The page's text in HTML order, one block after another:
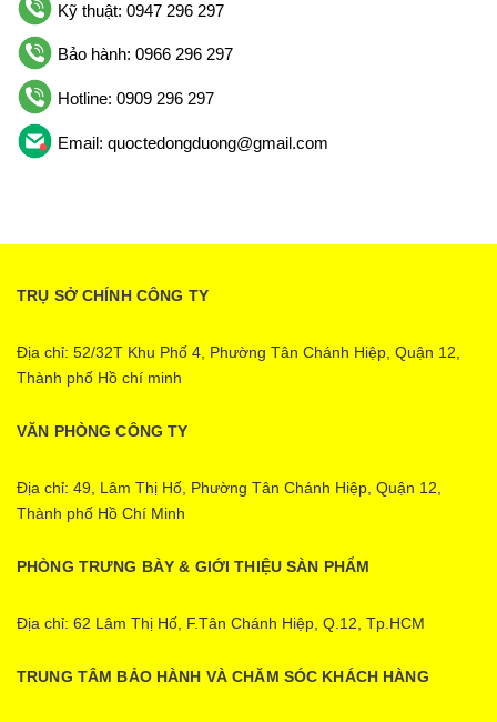
Kỹ thuật: 0947 296 297
Bảo hành: 0966 296 297
Hotline: 0909 296 297
Email: quoctedongduong@gmail.com
TRỤ SỞ CHÍNH CÔNG TY
Địa chỉ: 52/32T Khu Phố 4, Phường Tân Chánh Hiệp, Quận 12,
Thành phố Hồ chí minh
VĂN PHÒNG CÔNG TY
Địa chỉ: 49, Lâm Thị Hố, Phường Tân Chánh Hiệp, Quận 12,
Thành phố Hồ Chí Minh
PHÒNG TRƯNG BÀY & GIỚI THIỆU SÀN PHẨM
Địa chỉ: 62 Lâm Thị Hố, F.Tân Chánh Hiệp, Q.12, Tp.HCM
TRUNG TÂM BẢO HÀNH VÀ CHĂM SÓC KHÁCH HÀNG